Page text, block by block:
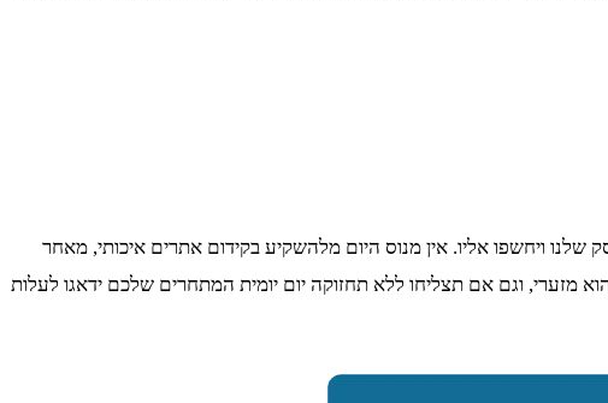
ויחשפו אליו. אין מנוס היום מלהשקיע בקידום אתרים איכותי, מאחר
וגם אם תצליחו ללא תחזוקה יום יומית המתחרים שלכם ידאגו לעלות